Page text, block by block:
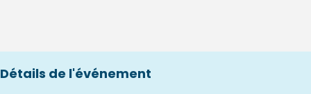
Détails de l'événement